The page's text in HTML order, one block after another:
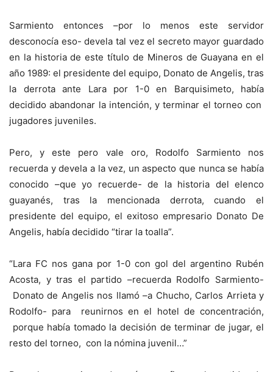
Sarmiento entonces –por lo menos este servidor
desconocía eso- devela tal vez el secreto mayor guardado
en la historia de este título de Mineros de Guayana en el
año 1989: el presidente del equipo, Donato de Angelis, tras
la derrota ante Lara por 1-0 en Barquisimeto, había
decidido abandonar la intención, y terminar el torneo con
jugadores juveniles.
Pero, y este pero vale oro, Rodolfo Sarmiento nos
recuerda y devela a la vez, un aspecto que nunca se había
conocido –que yo recuerde- de la historia del elenco
guayanés, tras la mencionada derrota, cuando el
presidente del equipo, el exitoso empresario Donato De
Angelis, había decidido “tirar la toalla”.
“Lara FC nos gana por 1-0 con gol del argentino Rubén
Acosta, y tras el partido –recuerda Rodolfo Sarmiento-
Donato de Angelis nos llamó –a Chucho, Carlos Arrieta y
Rodolfo- para reunirnos en el hotel de concentración,
porque había tomado la decisión de terminar de jugar, el
resto del torneo, con la nómina juvenil…”